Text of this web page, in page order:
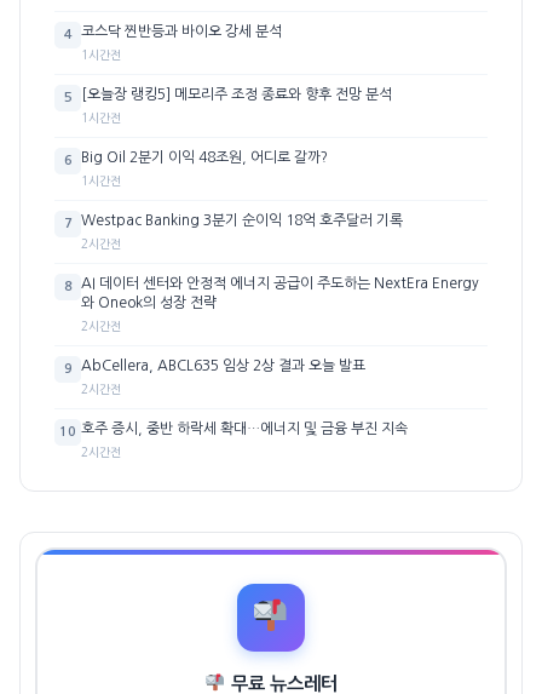
4 코스닥 찐반등과 바이오 강세 분석
1시간전
5 [오늘장 랭킹5] 메모리주 조정 종료와 향후 전망 분석
1시간전
6 Big Oil 2분기 이익 48조원, 어디로 갈까?
1시간전
7 Westpac Banking 3분기 순이익 18억 호주달러 기록
2시간전
8
AI 데이터 센터와 안정적 에너지 공급이 주도하는 NextEra Energy
와 Oneok의 성장 전략
2시간전
9 AbCellera, ABCL635 임상 2상 결과 오늘 발표
2시간전
10 호주 증시, 중반 하락세 확대…에너지 및 금융 부진 지속
2시간전
무료 뉴스레터